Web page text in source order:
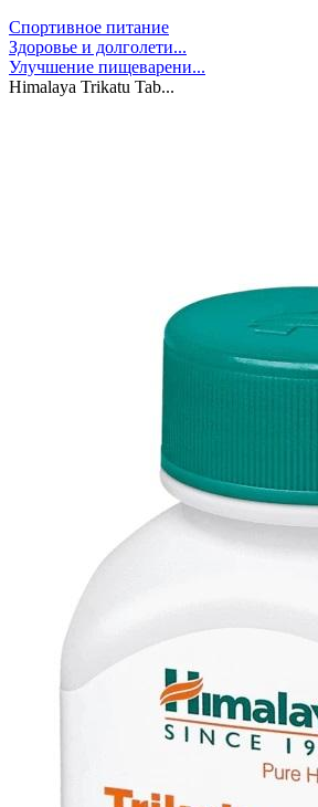
Спортивное питание
Здоровье и долголети...
Улучшение пищеварени...
Himalaya Trikatu Tab...